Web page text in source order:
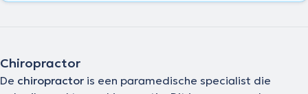
Chiropractor
De chiropractor is een paramedische specialist die